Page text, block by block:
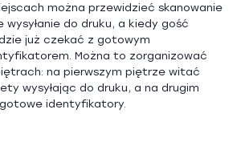
można przewidzieć skanowanie
wysyłanie do druku, a kiedy gość
już czekać z gotowym
Można to zorganizować
na pierwszym piętrze witać
wysyłając do druku, a na drugim
identyfikatory.